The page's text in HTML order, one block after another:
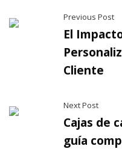
Previous Post
El
Cliente
Next Post
Cajas de
guía